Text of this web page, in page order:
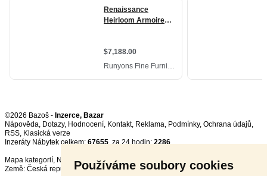
Používáme soubory cookies
©2026 Bazoš - Inzerce, Bazar
Nápověda, Dotazy, Hodnocení, Kontakt, Reklama, Podmínky, Ochrana údajů,
RSS,
Inzeráty Nábytek celkem:67655, za 24 hodin:2286
Mapa kategorií, Nejvyhledávanější výrazy
Země: Česká republika,Slovensko,Polsko,Rakousko